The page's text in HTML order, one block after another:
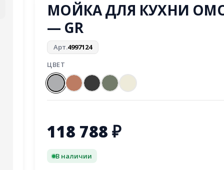
МОЙКА ДЛЯ КУХНИ
— GR
Арт.4997124
ЦВЕТ
118 788 ₽
В наличии